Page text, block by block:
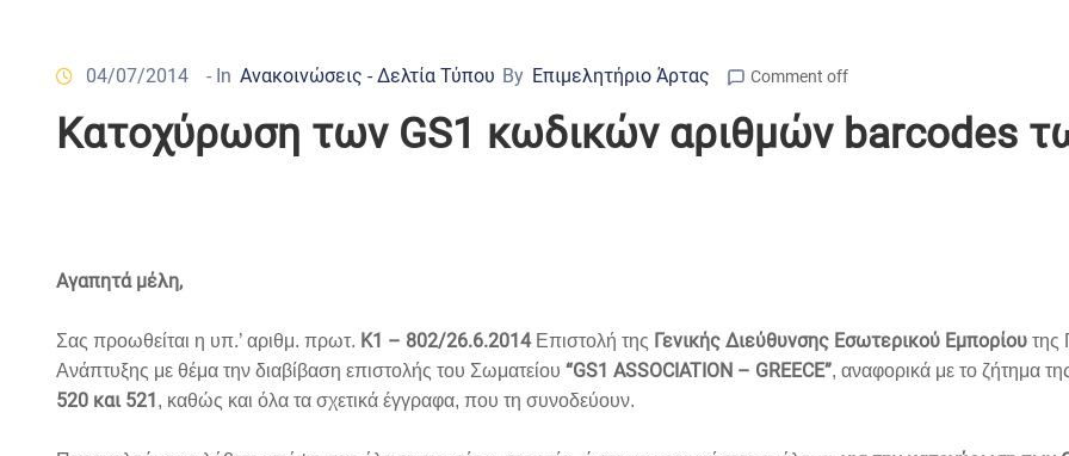
04/07/2014 - In Ανακοινώσεις - Δελτία Τύπου By Επιμελητήριο Άρτας Comment off
Κατοχύρωση των GS1 κωδικών αριθμών barcodes
Αγαπητά μέλη,
Σας προωθείται η υπ.’ αριθμ. πρωτ. Κ1 – 802/26.6.2014Επιστολή της Γενικής Διεύθυνσης Εσωτερικού Εμπορίου της
Ανάπτυξης με θέμα την διαβίβαση επιστολής του Σωματείου “GS1 ASSOCIATION – GREECE”, αναφορικά με το ζήτημα
520 και 521 , καθώς και όλα τα σχετικά έγγραφα, που τη συνοδεύουν.